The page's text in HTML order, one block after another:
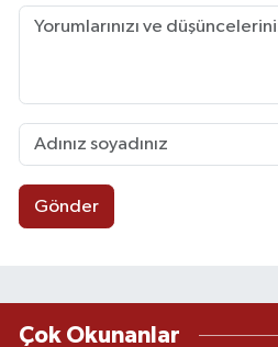
Gönder
Çok Okunanlar